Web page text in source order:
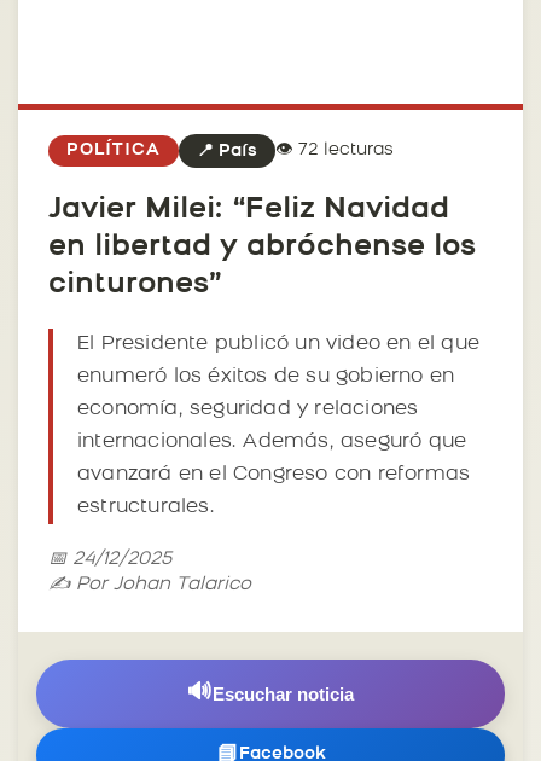
POLÍTICA 📍 País 👁️ 72 lecturas
Javier Milei: “Feliz Navidad
en libertad y abróchense los
cinturones”
El Presidente publicó un video en el que
enumeró los éxitos de su gobierno en
economía, seguridad y relaciones
internacionales. Además, aseguró que
avanzará en el Congreso con reformas
estructurales.
📅 24/12/2025
✍️ Por Johan Talarico
🔊Escuchar noticia
📘 Facebook